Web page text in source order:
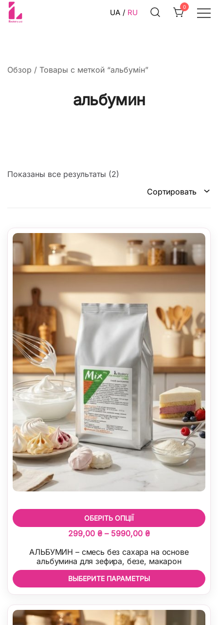
Перейти
0
Обзор / Товары с меткой “альбумін”
альбумин
Показаны все результаты (2)
Сортировать
ОБЕРІТЬ ОПЦІЇ
299,00 ₴ – 5990,00 ₴Диапазон
299,00 ₴
–
5990,00 ₴
АЛЬБУМИН – смесь без сахара на основе
альбумина для зефира, безе, макарон
ВЫБЕРИТЕ ПАРАМЕТРЫ
Этот
товар
имеет
UA RU